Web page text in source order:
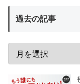
過去の記事